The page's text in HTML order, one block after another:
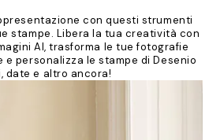
con questi strumenti
stampe. Libera la tua creatività con
AI, trasforma le tue fotografie
personalizza le stampe di Desenio
date e altro ancora!